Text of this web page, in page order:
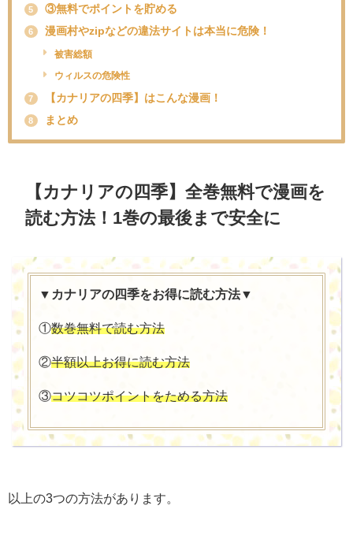
5 ③無料でポイントを貯める
6 漫画村やzipなどの違法サイトは本当に危険！
被害総額
ウィルスの危険性
7 【カナリアの四季】はこんな漫画！
8 まとめ
【カナリアの四季】全巻無料で漫画を
読む方法！1巻の最後まで安全に
▼カナリアの四季をお得に読む方法▼
①数巻無料で読む方法
②半額以上お得に読む方法
③コツコツポイントをためる方法
以上の3つの方法があります。